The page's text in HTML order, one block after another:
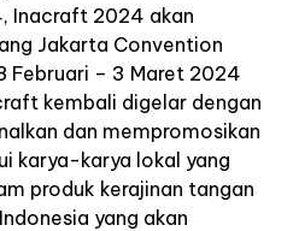
Inacraft 2024 akan
Jakarta Convention
Februari – 3 Maret 2024
kembali digelar dengan
dan mempromosikan
karya-karya lokal yang
produk kerajinan tangan
yang akan